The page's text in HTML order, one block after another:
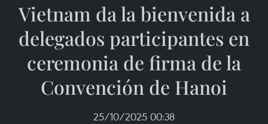
Vietnam da la bienvenida a
delegados participantes en
ceremonia de firma de la
Convención de Hanoi
25/10/2025 00:38